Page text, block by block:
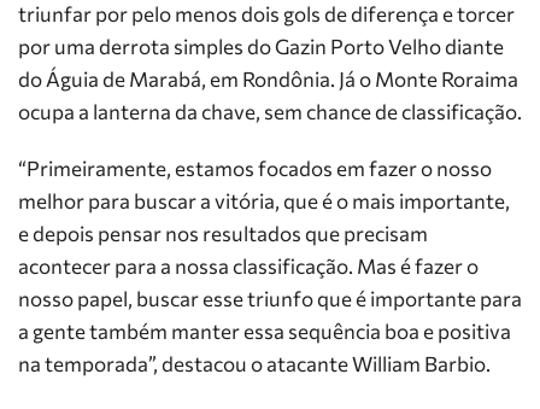
triunfar por pelo menos dois gols de diferença e torcer
por uma derrota simples do Gazin Porto Velho diante
do Águia de Marabá, em Rondônia. Já o Monte Roraima
ocupa a lanterna da chave, sem chance de classificação.
“Primeiramente, estamos focados em fazer o nosso
melhor para buscar a vitória, que é o mais importante,
e depois pensar nos resultados que precisam
acontecer para a nossa classificação. Mas é fazer o
nosso papel, buscar esse triunfo que é importante para
a gente também manter essa sequência boa e positiva
na temporada”, destacou o atacante William Barbio.